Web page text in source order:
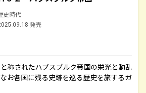
史時代
発売
と称されたハプスブルク帝国の栄光と動乱
お各国に残る史跡を巡る歴史を旅するガ